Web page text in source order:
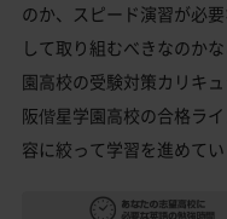
のか、スピード演習が必
して取り組むべきなのか
園高校の受験対策カリキ
阪偕星学園高校の合格ラ
容に絞って学習を進めてい